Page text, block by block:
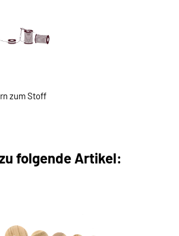
zum Stoff
folgende Artikel: